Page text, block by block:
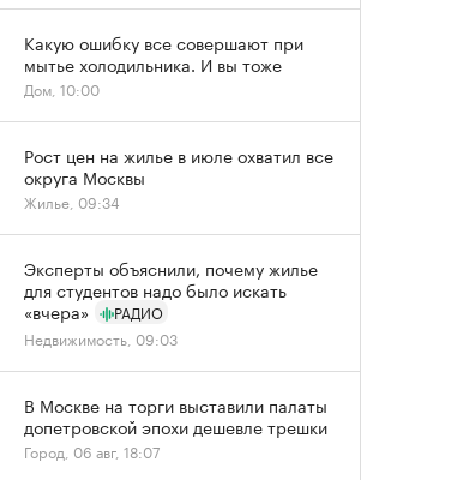
Какую ошибку все совершают при
мытье холодильника. И вы тоже
Дом, 10:00
Рост цен на жилье в июле охватил все
округа Москвы
Жилье, 09:34
Эксперты объяснили, почему жилье
для студентов надо было искать
«вчера»
РАДИО
Недвижимость, 09:03
В Москве на торги выставили палаты
допетровской эпохи дешевле трешки
Город, 06 авг, 18:07